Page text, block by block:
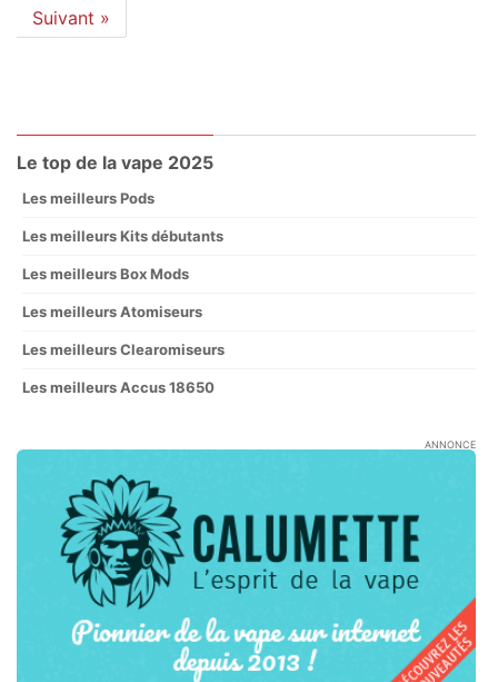
Suivant »
Le top de la vape 2025
Les meilleurs Pods
Les meilleurs Kits débutants
Les meilleurs Box Mods
Les meilleurs Atomiseurs
Les meilleurs Clearomiseurs
Les meilleurs Accus 18650
ANNONCE